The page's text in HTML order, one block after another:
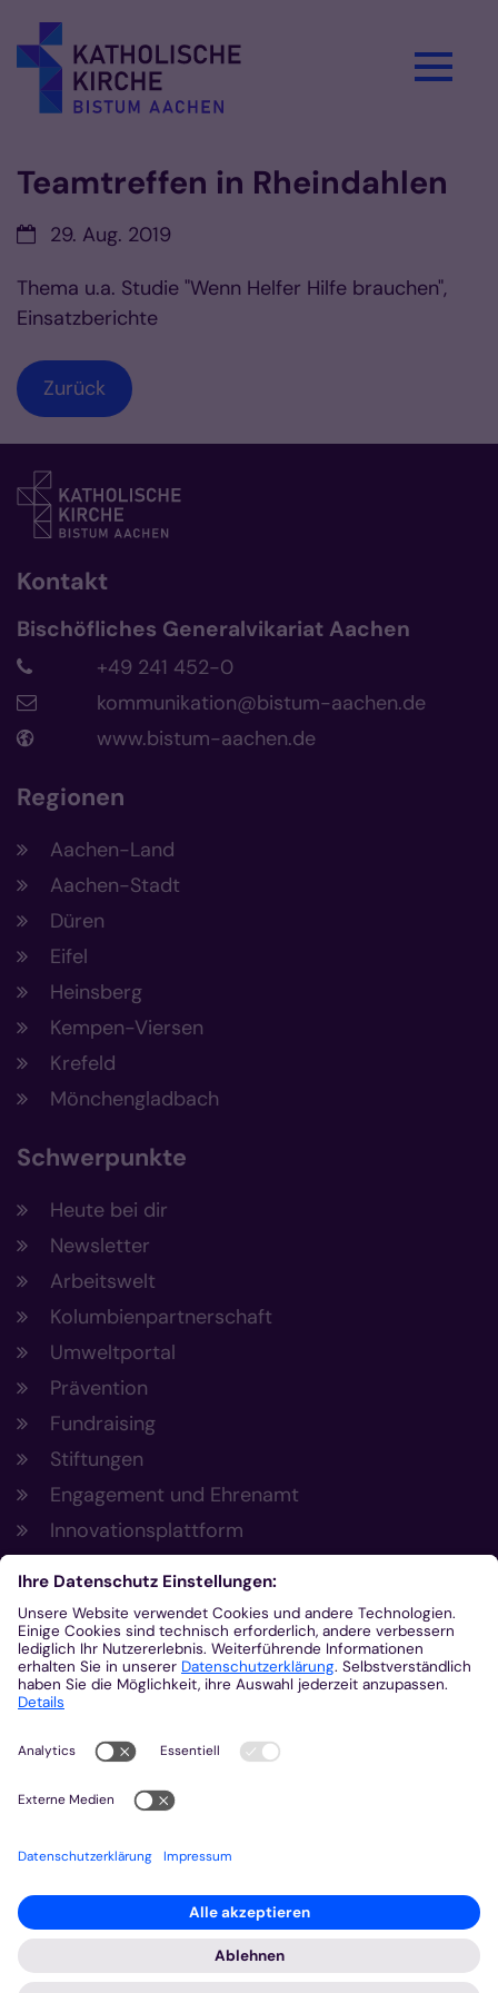
Teamtreffen in Rheindahlen
Datum:29. Aug. 2019
Thema u.a. Studie "Wenn Helfer Hilfe brauchen",
Einsatzberichte
Zurück
Kontakt
Bischöfliches Generalvikariat Aachen
+49 241 452-0
kommunikation@bistum-aachen.de
www.bistum-aachen.de
Regionen
Aachen-Land
Aachen-Stadt
Düren
Eifel
Heinsberg
Kempen-Viersen
Krefeld
Mönchengladbach
Schwerpunkte
Heute bei dir
Newsletter
Arbeitswelt
Kolumbienpartnerschaft
Umweltportal
Prävention
Fundraising
Stiftungen
Engagement und Ehrenamt
Innovationsplattform
Aus der Plattform
Nachrichten
Veranstaltungen
Gottesdienste
Stellenangebote
Kirchenzeitung
Amtsblatt (Kirchlicher Anzeiger)
Rechtsdatenbank
Meldestelle gemäß Hinweisgeberschutzgesetz
2026 © Bistum Aachen Impressum